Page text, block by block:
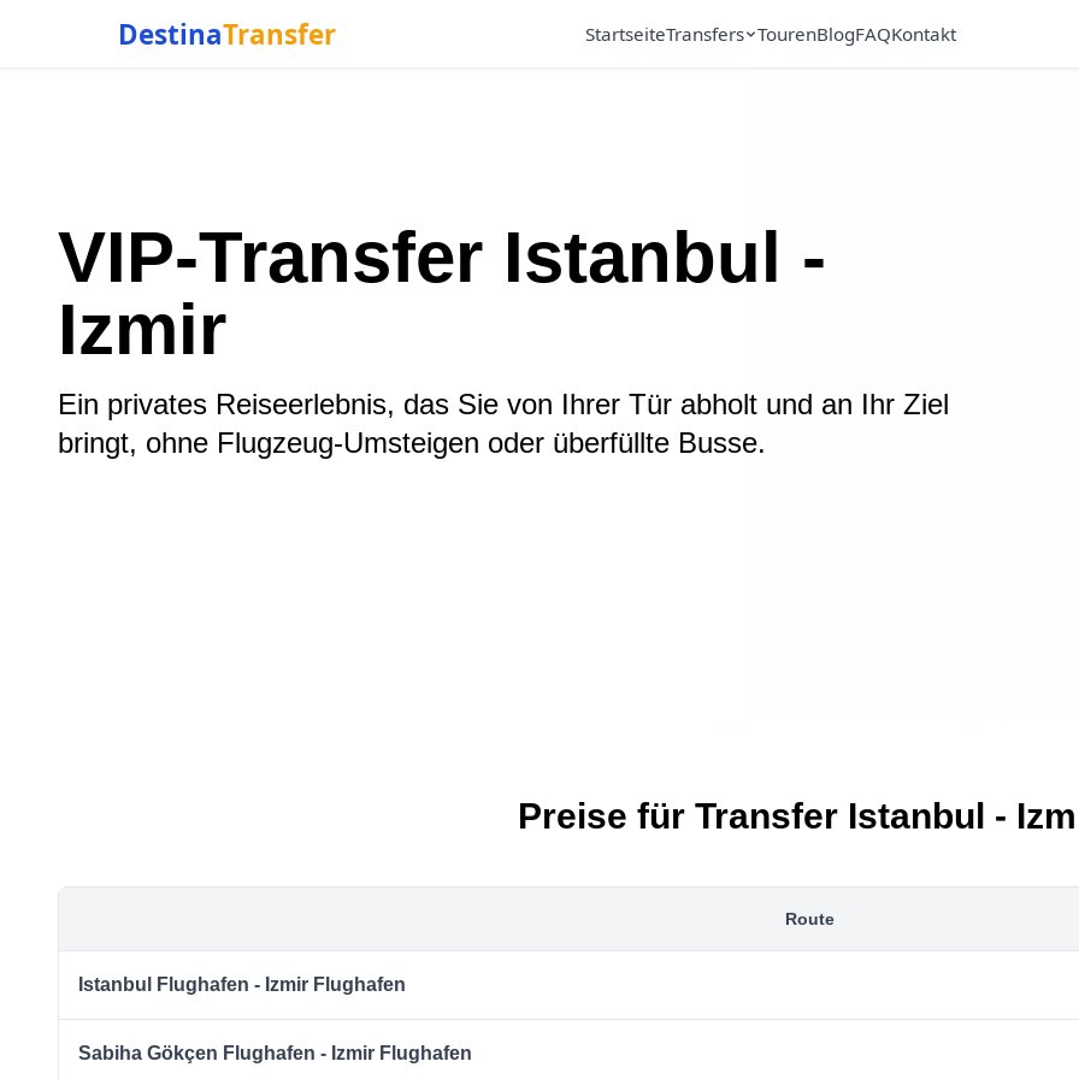
DestinaTransfer StartseiteTransfers TourenBlogFAQKontakt
VIP-Transfer Istanbul -
Izmir
Ein privates Reiseerlebnis, das Sie von Ihrer Tür abholt und an Ihr Ziel
bringt, ohne Flugzeug-Umsteigen oder überfüllte Busse.
Preise für Transfer Istanbul -
Route
Istanbul Flughafen - Izmir Flughafen
Sabiha Gökçen Flughafen - Izmir Flughafen